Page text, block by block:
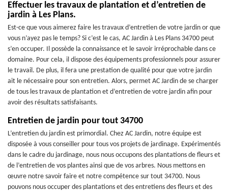
Effectuer les travaux de plantation et d’entretien de
jardin à Les Plans.
Est-ce que vous aimerez faire les travaux d’entretien de votre jardin or que
vous n’ayez pas le temps? Si c’est le cas, AC Jardin à Les Plans 34700 peut
s’en occuper. Il possède la connaissance et le savoir irréprochable dans ce
domaine. Pour cela, il dispose des équipements professionnels pour assurer
le travail. De plus, il fera une prestation de qualité pour que votre jardin
ait le nécessaire pour son entretien. Alors, permet AC Jardin de se charger
de tous les travaux de plantation et d’entretien de votre jardin afin pour
avoir des résultats satisfaisants.
Entretien de jardin pour tout 34700
L’entretien du jardin est primordial. Chez AC Jardin, notre équipe est
disposée à vous conseiller pour tous vos projets de jardinage. Expérimentés
dans le cadre du jardinage, nous nous occupons des plantations de fleurs et
de l’entretien de vos plantes ainsi que de vos arbres. Nous mettons en
œuvre notre savoir faire et notre compétence sur tout 34700. Nous
pouvons nous occuper des plantations et des entretiens des fleurs et des